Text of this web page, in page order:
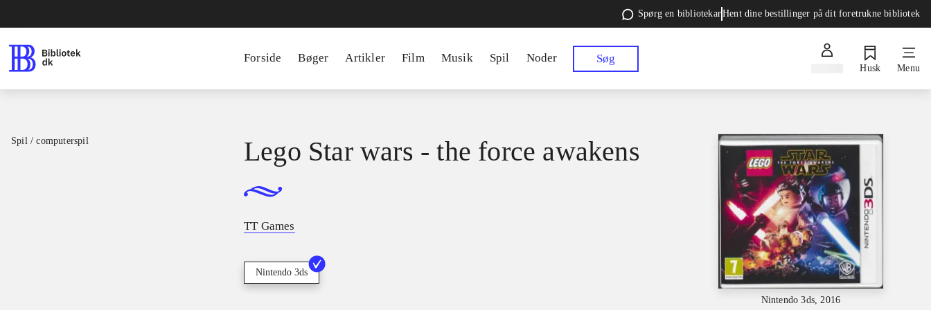
Spørg en bibliotekarHent dine bestillinger på dit foretrukne bibliotek
Forside Bøger Artikler Film Musik Spil Noder Søg
Husk Menu
Spil / computerspil
Nintendo 3ds, 2016
Lego Star wars - the force awakens
TT Games
Nintendo 3ds